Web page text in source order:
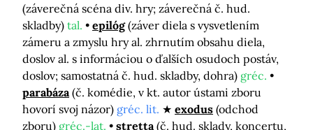
(záverečná scéna div. hry; záverečná č. hud.
skladby) tal. epilóg (záver diela s vysvetlením
zámeru a zmyslu hry al. zhrnutím obsahu diela,
doslov al. s informáciou o ďalších osudoch postáv,
doslov; samostatná č. hud. skladby, dohra) gréc.
parabáza (č. komédie, v kt. autor ústami zboru
hovorí svoj názor) gréc. lit. exodus (odchod
zboru) gréc.-lat. stretta (č. hud. sklady, koncertu,